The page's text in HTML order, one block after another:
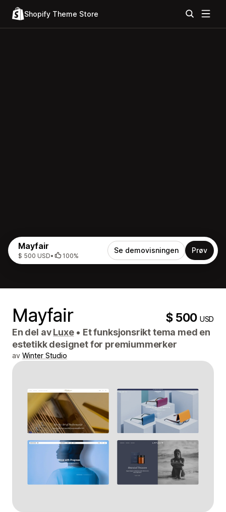
Shopify Theme Store
Mayfair
$ 500 USD• 100%
Se demovisningen Prøv
Mayfair $ 500USD
En del avLuxe • Et funksjonsrikt tema med en
estetikk designet for premiummerker
av Winter Studio